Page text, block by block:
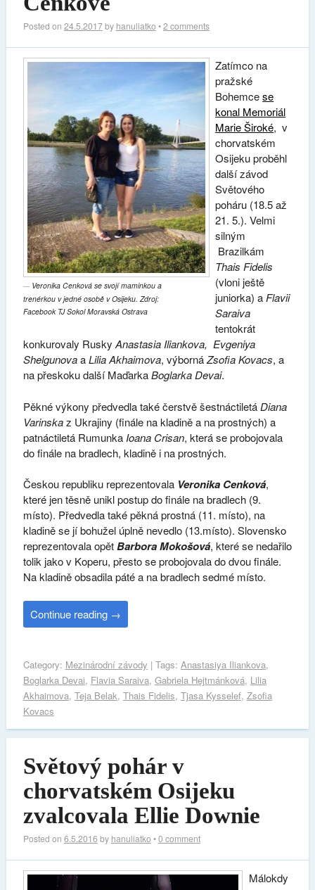
Posted on 24.5.2017by hanuliatko •2 comments
Veronika Cenková se svojí maminkou a
trenérkou v jedné osobě v Osijeku. Zdroj:
Facebook TJ Sokol Moravská Ostrava
Zatímco na
pražské
Bohemcese
konal Memoriál
Marie Široké, v
chorvatském
Osijeku proběhl
další závod
Světového
poháru (18.5 až
21. 5.). Velmi
silným
Brazilkám
Thais Fidelis
(vloni ještě
juniorka) a Flavii
Saraiva
tentokrát
konkurovaly Rusky Anastasia Iliankova, Evgeniya
ShelgunovaaLilia Akhaimova, výbornáZsofia Kovacs, a
na přeskoku další MaďarkaBoglarka Devai.
Pěkné výkony předvedla také čerstvě šestnáctiletá Diana
Varinskaz Ukrajiny (finále na kladině a na prostných) a
patnáctiletá RumunkaIoana Crisan, která se probojovala
do finále na bradlech, kladině i na prostných.
Českou republiku reprezentovala Veronika Cenková,
které jen těsně unikl postup do finále na bradlech (9.
místo). Předvedla také pěkná prostná (11. místo), na
kladině se jí bohužel úplně nevedlo (13.místo). Slovensko
reprezentovala opětBarbora Mokošová, které se nedařilo
tolik jako v Koperu, přesto se probojovala do dvou finále.
Na kladině obsadila páté a na bradlech sedmé místo.
Continue reading →
Category: Mezinárodní závody | Tags: Anastasiya Iliankova,
Boglarka Devai, Flavia Saraiva, Gabriela Hejtmánková, Lilia
Akhaimova, Teja Belak, Thais Fidelis, Tjasa Kysselef, Zsofia
Kovacs
Světový pohár v
chorvatském Osijeku
zvalcovala Ellie Downie
Posted on 6.5.2016 by hanuliatko •0 comment
Málokdy